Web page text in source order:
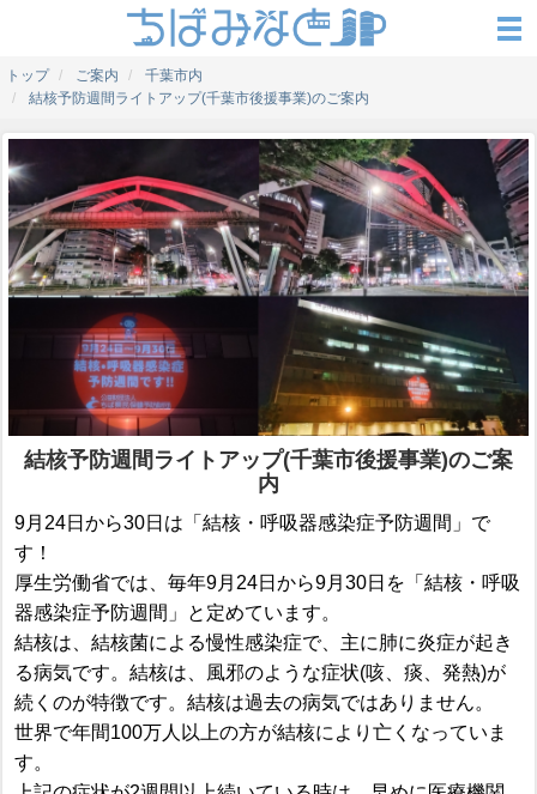
トップ ご案内
千葉市内
結核予防週間ライトアップ(千葉市後援事業)のご案内
結核予防週間ライトアップ(千葉市後援事業)のご案
内
9月24日から30日は「結核・呼吸器感染症予防週間」で
す！
厚生労働省では、毎年9月24日から9月30日を「結核・呼吸
器感染症予防週間」と定めています。
結核は、結核菌による慢性感染症で、主に肺に炎症が起き
る病気です。結核は、風邪のような症状(咳、痰、発熱)が
続くのが特徴です。結核は過去の病気ではありません。
世界で年間100万人以上の方が結核により亡くなっていま
す。